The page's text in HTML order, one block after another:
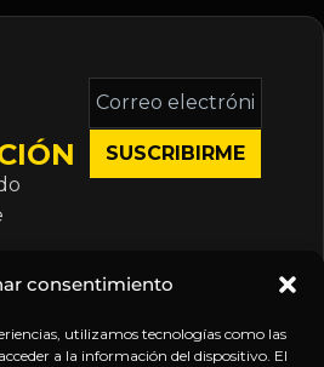
consentimiento
utilizamos tecnologías como las
a la información del dispositivo. El
Correo
electrónico
*